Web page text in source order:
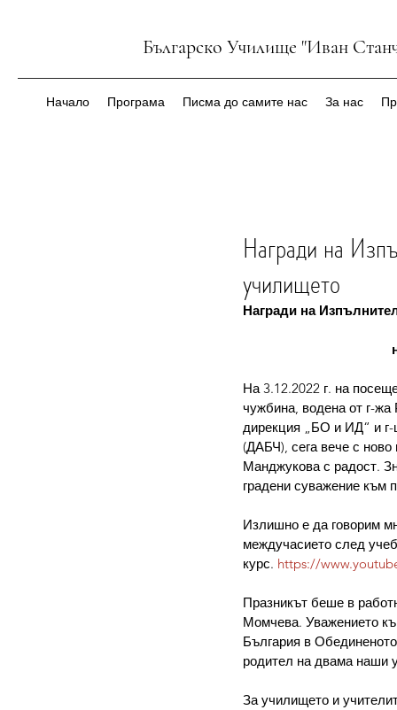
Българско Училище "Иван
Начало Програма Писма до самите нас За нас
Награди на
училището
Награди на
На 3.12.2022 г. на
чужбина, водена от г-
дирекция „БО и ИД“ и г-
(ДАБЧ), сега вече с
Манджукова с радост.
градени суважение към
Излишно е да говорим
междучасието след
курс. https://
Празникът беше в
Момчева. Уважението
България в
родител на двама наши
За училището и